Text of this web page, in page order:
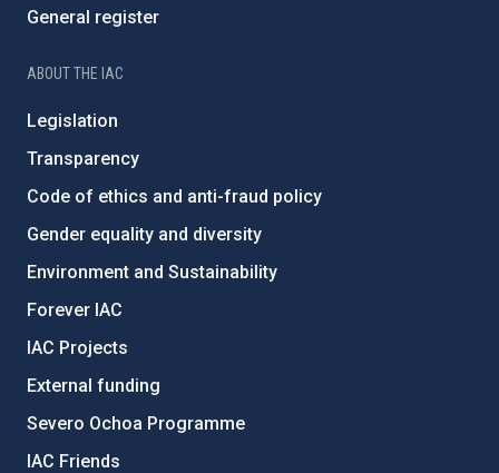
General register
ABOUT THE IAC
Legislation
Transparency
Code of ethics and anti-fraud policy
Gender equality and diversity
Environment and Sustainability
Forever IAC
IAC Projects
External funding
Severo Ochoa Programme
IAC Friends